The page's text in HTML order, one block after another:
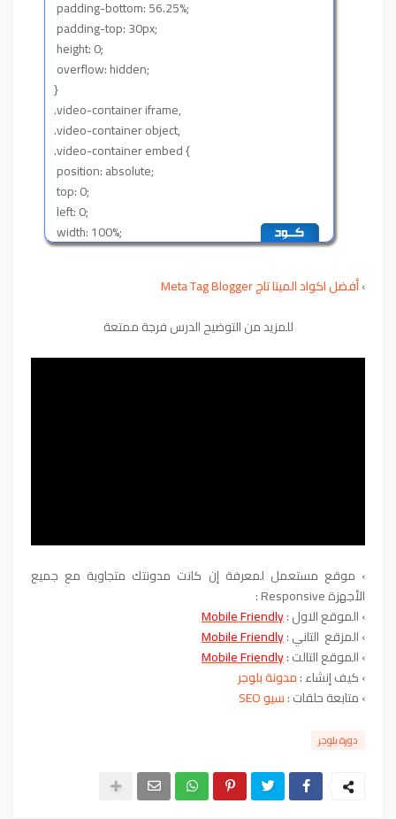
padding-bottom: 56.25%;
padding-top: 30px;
height: 0;
overflow: hidden;
}
.video-container iframe,
.video-container object,
.video-container embed {
position: absolute;
top: 0;
left: 0;
width: 100%;
height: 100%;
.entry-content object,
.entry-content embed {
›أفضل اكواد الميتا تاج Meta Tag Blogger
للمزيد من التوضيح الدرس فرجة ممتعة
› موقع مستعمل لمعرفة إن كانت مدونتك متجاوبة مع جميع
الأجهزة Responsive :
›الموقع الاول :Mobile Friendly
›المزقع التاني :Mobile Friendly
›الموقع التالت :Mobile Friendly
›كيف إنشاء :مدونة بلوجر
›متابعة حلقات :سيو SEO
دورة بلوجر